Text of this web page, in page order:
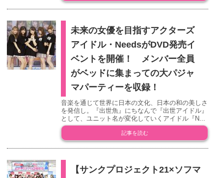
未来の女優を目指すアクターズ
アイドル・NeedsがDVD発売イ
ベントを開催！ メンバー全員
がベッドに集まっての大パジャ
マパーティーを収録！
音楽を通じて世界に日本の文化、日本の和の美しさ
を発信し。『出世魚』にちなんで『出世アイドル』
として、ユニット名が変化していくアイドル『N...
記事を読む
【サンクプロジェクト21×ソフマ